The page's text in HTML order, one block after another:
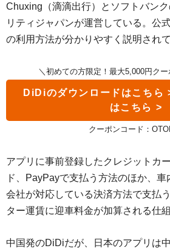
Chuxing（滴滴出行）とソフトバン
リティジャパンが運営している。公
の利用方法が分かりやすく説明されて
＼初めての方限定！最大5,000円ク
DiDiのダウンロードはこちら
クーポンコード：
アプリに事前登録したクレジットカ
ド、PayPayで支払う方法のほか、
会社が対応している決済方法で支払
ター運賃に迎車料金が加算される仕
中国発のDiDiだが、日本のアプリは